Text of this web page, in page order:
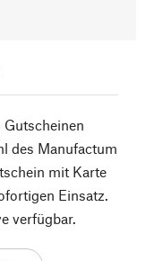
des Manufactum
mit Karte
Einsatz.
verfügbar.